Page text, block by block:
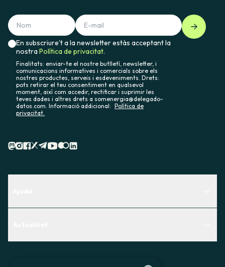
En subscriure't a la newsletter estàs acceptant la
nostraPolítica de privacitat.
Finalitats: enviar-te el nostre butlletí, newsletter, i
comunicacions informatives i comercials sobre els
nostres productes, serveis i esdeveniments. Drets:
pots retirar el teu consentiment en qualsevol
moment, així com accedir, rectificar i suprimir les
teves dades i altres drets a somenergia@delegado-
datos.com. Informació addicional: Política de
privacitat.